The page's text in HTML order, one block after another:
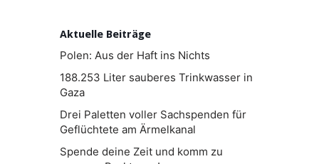
Aktuelle Beiträge
Polen: Aus der Haft ins Nichts
188.253 Liter sauberes Trinkwasser in
Gaza
Drei Paletten voller Sachspenden für
Geflüchtete am Ärmelkanal
Spende deine Zeit und komm zu